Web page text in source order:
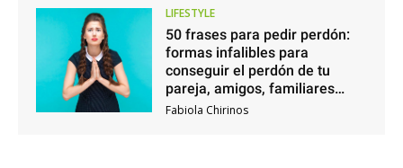
LIFESTYLE
50 frases para pedir perdón:
formas infalibles para
conseguir el perdón de tu
pareja, amigos, familiares…
Fabiola Chirinos